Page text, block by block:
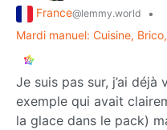
France@lemmy.world
•
Mardi manuel: Cuisine,
Je suis pas sur, j’ai
exemple qui avait
la glace dans le pack)